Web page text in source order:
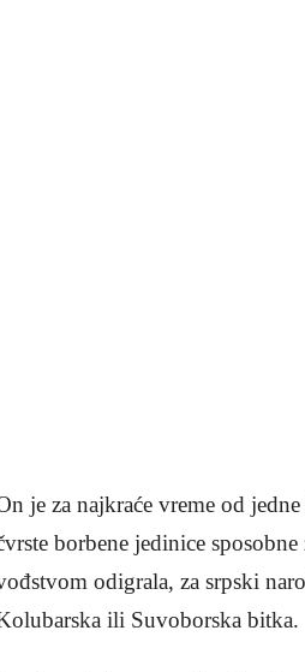
je za najkraće vreme od
borbene jedinice
odigrala, za srpski
ili Suvoborska bitka.